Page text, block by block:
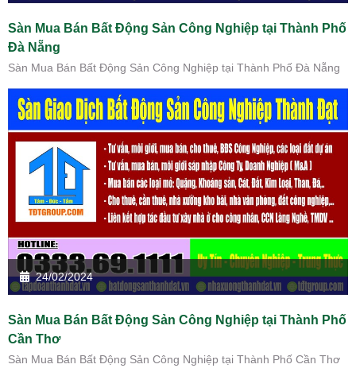
Sàn Mua Bán Bất Động Sản Công Nghiệp tại Thành Phố
Đà Nẵng
Sàn Mua Bán Bất Động Sản Công Nghiệp tại Thành Phố Đà Nẵng
24/02/2024
Sàn Mua Bán Bất Động Sản Công Nghiệp tại Thành Phố
Cần Thơ
Sàn Mua Bán Bất Động Sản Công Nghiệp tại Thành Phố Cần Thơ